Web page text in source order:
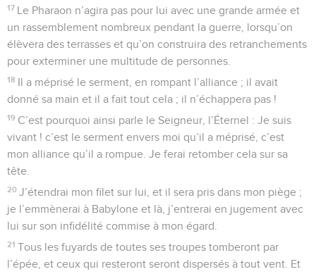
17 Le Pharaon n’agira pas pour lui avec une grande armée et
un rassemblement nombreux pendant la guerre, lorsqu’on
élèvera des terrasses et qu’on construira des retranchements
pour exterminer une multitude de personnes.
18 Il a méprisé le serment, en rompant l’alliance ; il avait
donné sa main et il a fait tout cela ; il n’échappera pas !
19 C’est pourquoi ainsi parle le Seigneur, l’Éternel : Je suis
vivant ! c’est le serment envers moi qu’il a méprisé, c’est
mon alliance qu’il a rompue. Je ferai retomber cela sur sa
tête.
20 J’étendrai mon filet sur lui, et il sera pris dans mon piège ;
je l’emmènerai à Babylone et là, j’entrerai en jugement avec
lui sur son infidélité commise à mon égard.
21 Tous les fuyards de toutes ses troupes tomberont par
l’épée, et ceux qui resteront seront dispersés à tout vent. Et